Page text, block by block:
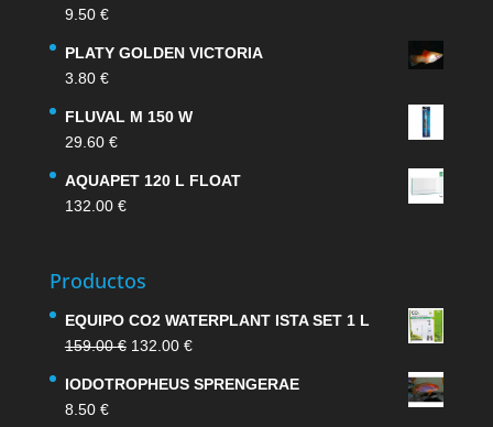
9.50 €
PLATY GOLDEN VICTORIA
3.80 €
FLUVAL M 150 W
29.60 €
AQUAPET 120 L FLOAT
132.00 €
Productos
EQUIPO CO2 WATERPLANT ISTA SET 1 L
159.00€ El
original
132.00 €El
actual
IODOTROPHEUS SPRENGERAE
8.50 €